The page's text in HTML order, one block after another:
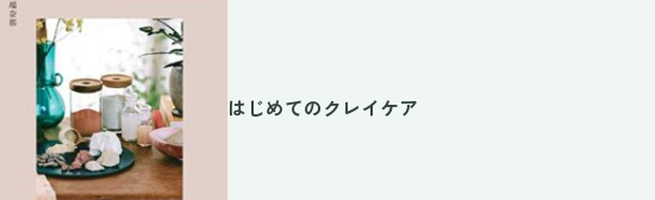
はじめてのクレイケア